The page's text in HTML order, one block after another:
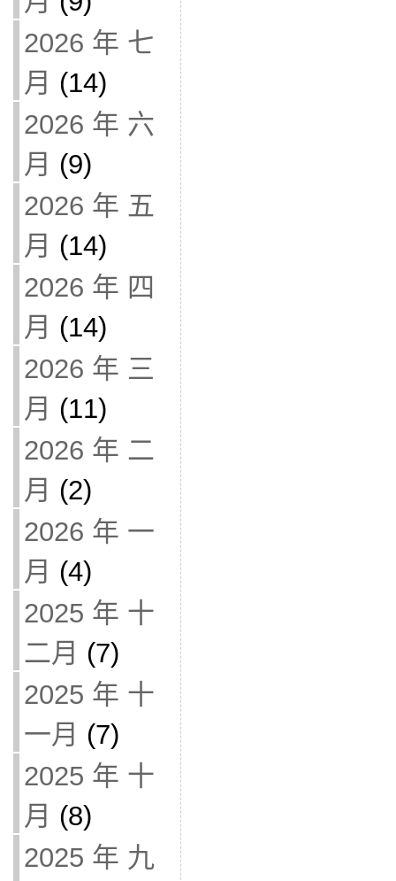
2026 年 七
月 (14)
2026 年 六
月 (9)
2026 年 五
月 (14)
2026 年 四
月 (14)
2026 年 三
月 (11)
2026 年 二
月 (2)
2026 年 一
月 (4)
2025 年 十
二月 (7)
2025 年 十
一月 (7)
2025 年 十
月 (8)
2025 年 九